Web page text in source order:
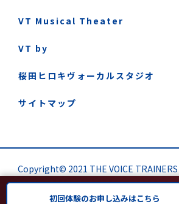
初回体験のお申し込みはこちら
VT Musical Theater
VT by
桜田ヒロキヴォーカルスタジオ
サイトマップ
Copyright© 2021 THE VOICE